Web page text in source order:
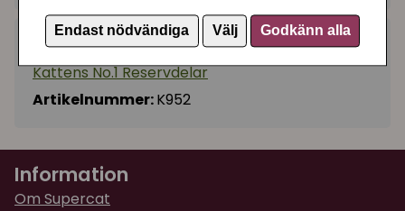
Endast nödvändiga Välj Godkänn alla
Kategorier:
Kattens No.1 Reservdelar
Artikelnummer:K952
Information
Om Supercat